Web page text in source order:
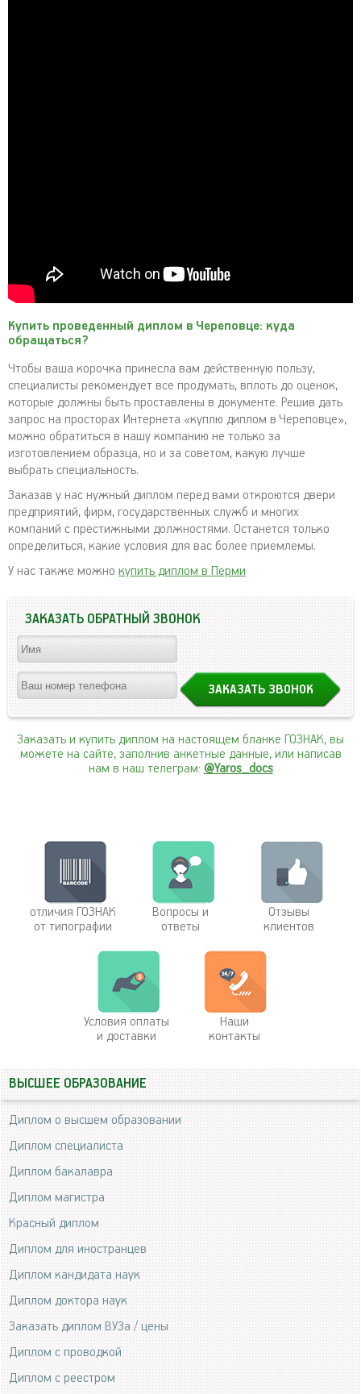
Купить проведенный диплом в Череповце: куда
обращаться?
Чтобы ваша корочка принесла вам действенную пользу,
специалисты рекомендует все продумать, вплоть до оценок,
которые должны быть проставлены в документе. Решив дать
запрос на просторах Интернета «куплю диплом в Череповце»,
можно обратиться в нашу компанию не только за
изготовлением образца, но и за советом, какую лучше
выбрать специальность.
Заказав у нас нужный диплом перед вами откроются двери
предприятий, фирм, государственных служб и многих
компаний с престижными должностями. Останется только
определиться, какие условия для вас более приемлемы.
У нас также можно купить диплом в Перми
ЗАКАЗАТЬ ОБРАТНЫЙ ЗВОНОК
Заказать и купить диплом на настоящем бланке ГОЗНАК, вы
можете на сайте, заполнив анкетные данные, или написав
нам в наш телеграм: @Yaros_docs
отличия ГОЗНАК
от типографии
Вопросы и
ответы
Отзывы
клиентов
Условия оплаты
и доставки
Наши
контакты
ВЫСШЕЕ ОБРАЗОВАНИЕ
Диплом о высшем образовании
Диплом специалиста
Диплом бакалавра
Диплом магистра
Красный диплом
Диплом для иностранцев
Диплом кандидата наук
Диплом доктора наук
Заказать диплом ВУЗа / цены
Диплом с проводкой
Диплом с реестром